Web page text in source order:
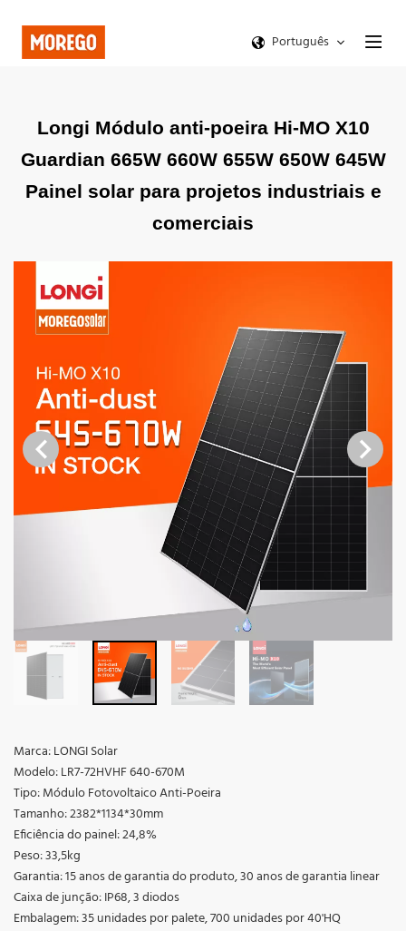
Português
Longi Módulo anti-poeira Hi-MO X10
Guardian 665W 660W 655W 650W 645W
Painel solar para projetos industriais e
comerciais
Marca: LONGI Solar
Modelo: LR7-72HVHF 640-670M
Tipo: Módulo Fotovoltaico Anti-Poeira
Tamanho: 2382*1134*30mm
Eficiência do painel: 24,8%
Peso: 33,5kg
Garantia: 15 anos de garantia do produto, 30 anos de garantia linear
Caixa de junção: IP68, 3 diodos
Embalagem: 35 unidades por palete, 700 unidades por 40'HQ